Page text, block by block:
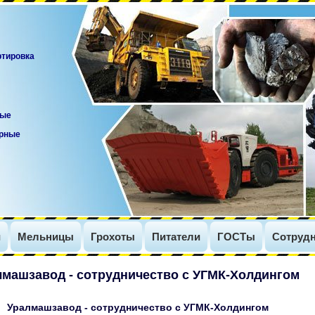
Мельницы Грохоты Питатели ГОСТы
- сотрудничество с УГМК-Холдингом
Уралмашзавод - сотрудничество с УГМК-Холдингом